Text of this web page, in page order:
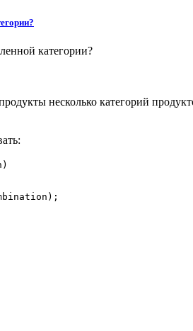
категории?
несколько категорий